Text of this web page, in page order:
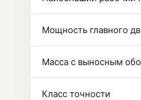
Мощность главного
Масса с выносным
Класс точности